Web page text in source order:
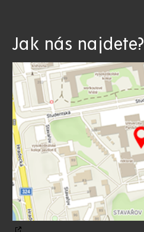
Jak nás najdete?